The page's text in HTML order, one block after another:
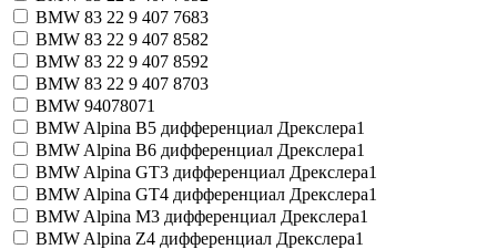
BMW 83 22 9 407 7683
BMW 83 22 9 407 8582
BMW 83 22 9 407 8592
BMW 83 22 9 407 8703
BMW 94078071
BMW Alpina B5 дифференциал Дрекслера1
BMW Alpina B6 дифференциал Дрекслера1
BMW Alpina GT3 дифференциал Дрекслера1
BMW Alpina GT4 дифференциал Дрекслера1
BMW Alpina M3 дифференциал Дрекслера1
BMW Alpina Z4 дифференциал Дрекслера1